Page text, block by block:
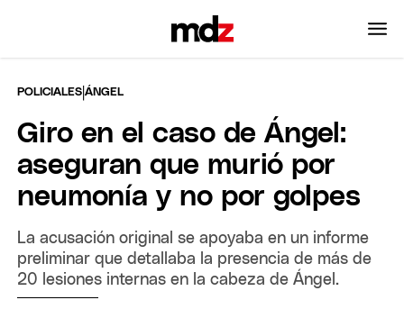
POLICIALES |ÁNGEL
Giro en el caso de Ángel:
aseguran que murió por
neumonía y no por golpes
La acusación original se apoyaba en un informe
preliminar que detallaba la presencia de más de
20 lesiones internas en la cabeza de Ángel.